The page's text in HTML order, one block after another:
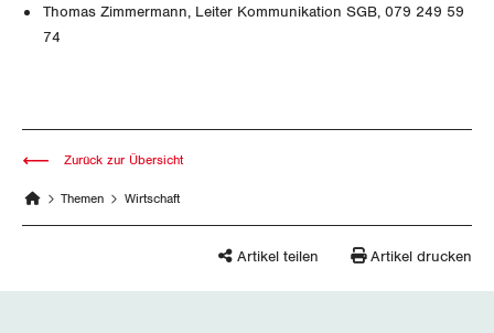
Thomas Zimmermann, Leiter Kommunikation SGB, 079 249 59
74
Themen Wirtschaft
Zurück zur Übersicht
Artikel teilen Artikel drucken